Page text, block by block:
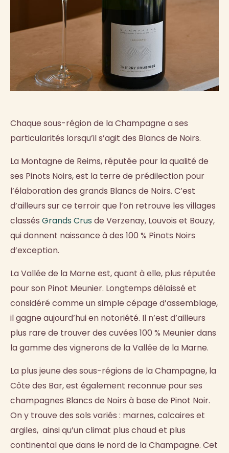
Chaque sous-région de la Champagne a ses
particularités lorsqu’il s’agit des Blancs de Noirs.
La Montagne de Reims, réputée pour la qualité de
ses Pinots Noirs, est la terre de prédilection pour
l’élaboration des grands Blancs de Noirs. C’est
d’ailleurs sur ce terroir que l’on retrouve les villages
classés Grands Crus de Verzenay, Louvois et Bouzy,
qui donnent naissance à des 100 % Pinots Noirs
d’exception.
La Vallée de la Marne est, quant à elle, plus réputée
pour son Pinot Meunier. Longtemps délaissé et
considéré comme un simple cépage d’assemblage,
il gagne aujourd’hui en notoriété. Il n’est d’ailleurs
plus rare de trouver des cuvées 100 % Meunier dans
la gamme des vignerons de la Vallée de la Marne.
La plus jeune des sous-régions de la Champagne, la
Côte des Bar, est également reconnue pour ses
champagnes Blancs de Noirs à base de Pinot Noir.
On y trouve des sols variés : marnes, calcaires et
argiles, ainsi qu’un climat plus chaud et plus
continental que dans le nord de la Champagne. Cet